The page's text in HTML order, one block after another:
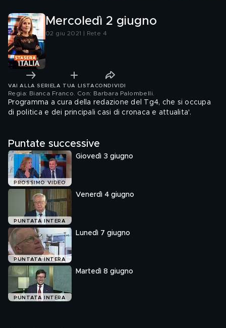
Mercoledì 2 giugno
02 giu 2021 | Rete 4
VAI ALLA SERIE LA TUA LISTA CONDIVIDI
Regia: Bianca Franco. Con: Barbara Palombelli
Programma a cura della redazione del Tg4, che si occupa
di politica e dei principali casi di cronaca e attualita'.
Puntate successive
PROSSIMO VIDEO
Giovedì 3 giugno
PUNTATA INTERA
Venerdì 4 giugno
PUNTATA INTERA
Lunedì 7 giugno
PUNTATA INTERA
Martedì 8 giugno